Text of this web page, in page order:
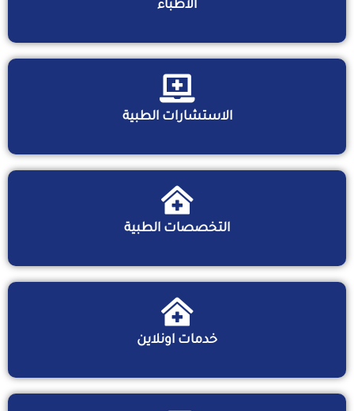
الأطباء
الاستشارات الطبية
التخصصات الطبية
خدمات اونلاين